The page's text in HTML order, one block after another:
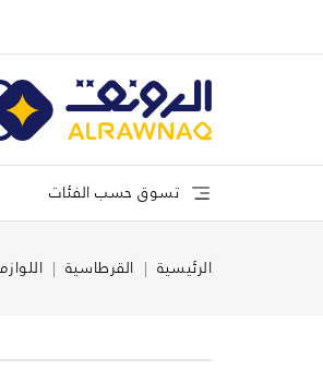
تسوق حسب الفئات
الرئيسية القرطاسية